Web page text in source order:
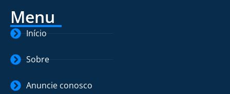
Menu
Início
Sobre
Anuncie conosco